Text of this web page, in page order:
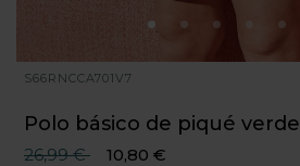
S66RNCCA701V7
Polo básico de piqué verde
Precio reducido desde
26,99 €hasta
10,80 €